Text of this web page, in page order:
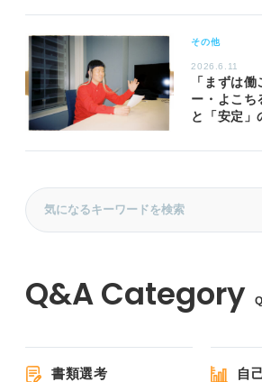
その他
2026.6.11
「まずは
ー・よこち
と「安定」
書類選考 自